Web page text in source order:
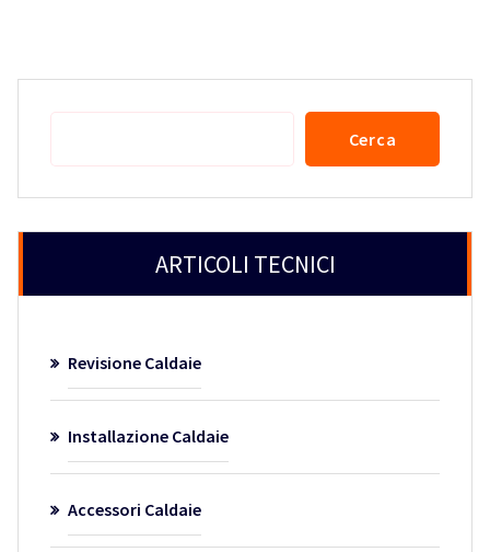
Cerca
ARTICOLI TECNICI
Revisione Caldaie
Installazione Caldaie
Accessori Caldaie